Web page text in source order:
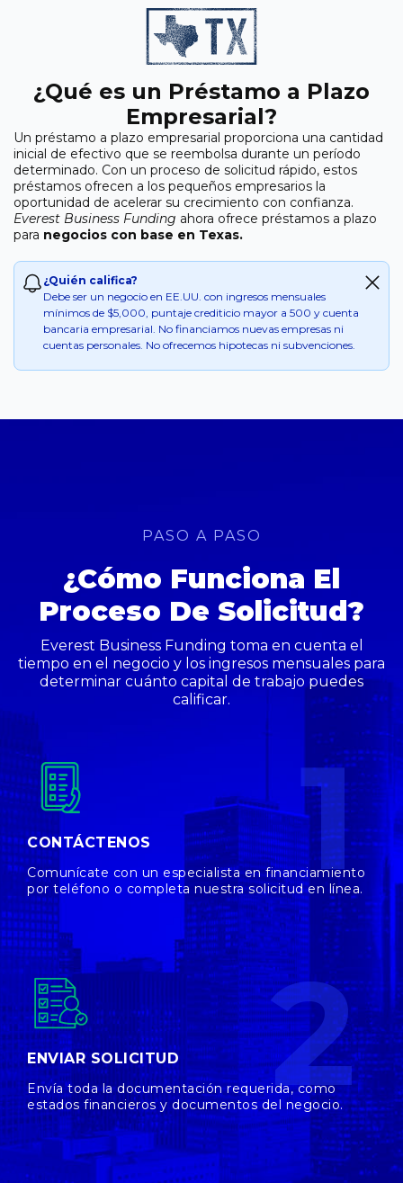
¿Qué es un Préstamo a Plazo
Empresarial?
Un préstamo a plazo empresarial proporciona una cantidad
inicial de efectivo que se reembolsa durante un período
determinado. Con un proceso de solicitud rápido, estos
préstamos ofrecen a los pequeños empresarios la
oportunidad de acelerar su crecimiento con confianza.
Everest Business Funding ahora ofrece préstamos a plazo
para negocios con base en Texas.
¿Quién califica?
Debe ser un negocio en EE.UU. con ingresos mensuales
mínimos de $5,000, puntaje crediticio mayor a 500 y cuenta
bancaria empresarial. No financiamos nuevas empresas ni
cuentas personales. No ofrecemos hipotecas ni subvenciones.
PASO A PASO
¿Cómo Funciona El
Proceso De Solicitud?
Everest Business Funding toma en cuenta el
tiempo en el negocio y los ingresos mensuales para
determinar cuánto capital de trabajo puedes
calificar.
CONTÁCTENOS
Comunícate con un especialista en financiamiento
por teléfono o completa nuestra solicitud en línea.
1
ENVIAR SOLICITUD
Envía toda la documentación requerida, como
estados financieros y documentos del negocio.
2